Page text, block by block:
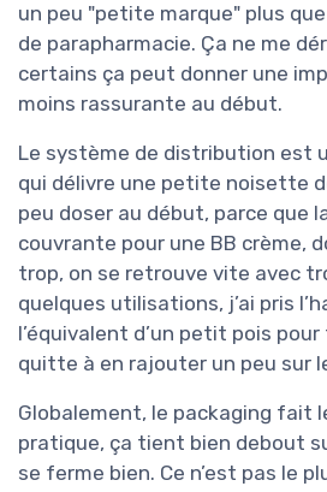
un peu "petite marque" plus
de parapharmacie. Ça ne me
certains ça peut donner une
moins rassurante au début.
Le système de distribution est
qui délivre une petite noisette
peu doser au début, parce que
couvrante pour une BB crème,
trop, on se retrouve vite avec
quelques utilisations, j’ai pris
l’équivalent d’un petit pois
quitte à en rajouter un peu sur
Globalement, le packaging fait
pratique, ça tient bien debout
se ferme bien. Ce n’est pas le